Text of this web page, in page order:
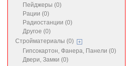
Пейджеры (0)
Рации (0)
Радиостанции (0)
Другое (0)
Стройматериалы (0)
Гипсокартон, Фанера, Панели (0)
Двери, Замки (0)